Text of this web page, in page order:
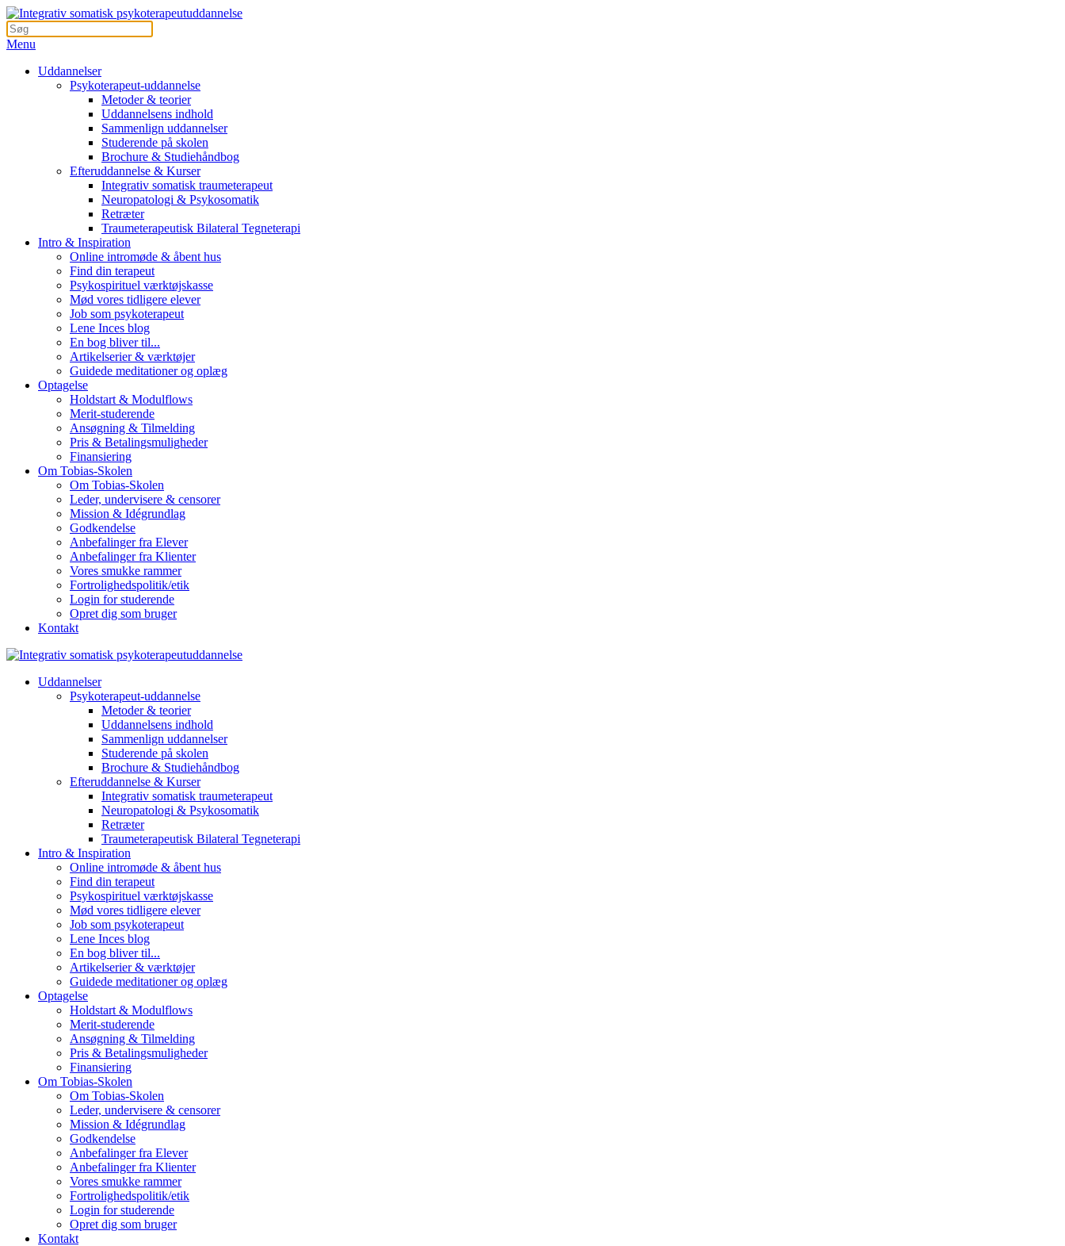
Menu
Uddannelser
Psykoterapeut-uddannelse
Metoder & teorier
Uddannelsens indhold
Sammenlign uddannelser
Studerende på skolen
Brochure & Studiehåndbog
Efteruddannelse & Kurser
Integrativ somatisk traumeterapeut
Neuropatologi & Psykosomatik
Retræter
Traumeterapeutisk Bilateral Tegneterapi
Intro & Inspiration
Online intromøde & åbent hus
Find din terapeut
Psykospirituel værktøjskasse
Mød vores tidligere elever
Job som psykoterapeut
Lene Inces blog
En bog bliver til...
Artikelserier & værktøjer
Guidede meditationer og oplæg
Optagelse
Holdstart & Modulflows
Merit-studerende
Ansøgning & Tilmelding
Pris & Betalingsmuligheder
Finansiering
Om Tobias-Skolen
Om Tobias-Skolen
Leder, undervisere & censorer
Mission & Idégrundlag
Godkendelse
Anbefalinger fra Elever
Anbefalinger fra Klienter
Vores smukke rammer
Fortrolighedspolitik/etik
Login for studerende
Opret dig som bruger
Kontakt
Uddannelser
Psykoterapeut-uddannelse
Metoder & teorier
Uddannelsens indhold
Sammenlign uddannelser
Studerende på skolen
Brochure & Studiehåndbog
Efteruddannelse & Kurser
Integrativ somatisk traumeterapeut
Neuropatologi & Psykosomatik
Retræter
Traumeterapeutisk Bilateral Tegneterapi
Intro & Inspiration
Online intromøde & åbent hus
Find din terapeut
Psykospirituel værktøjskasse
Mød vores tidligere elever
Job som psykoterapeut
Lene Inces blog
En bog bliver til...
Artikelserier & værktøjer
Guidede meditationer og oplæg
Optagelse
Holdstart & Modulflows
Merit-studerende
Ansøgning & Tilmelding
Pris & Betalingsmuligheder
Finansiering
Om Tobias-Skolen
Om Tobias-Skolen
Leder, undervisere & censorer
Mission & Idégrundlag
Godkendelse
Anbefalinger fra Elever
Anbefalinger fra Klienter
Vores smukke rammer
Fortrolighedspolitik/etik
Login for studerende
Opret dig som bruger
Kontakt